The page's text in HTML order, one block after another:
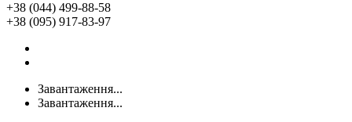
+38 (044) 499-88-58
+38 (095) 917-83-97
Завантаження...
Завантаження...